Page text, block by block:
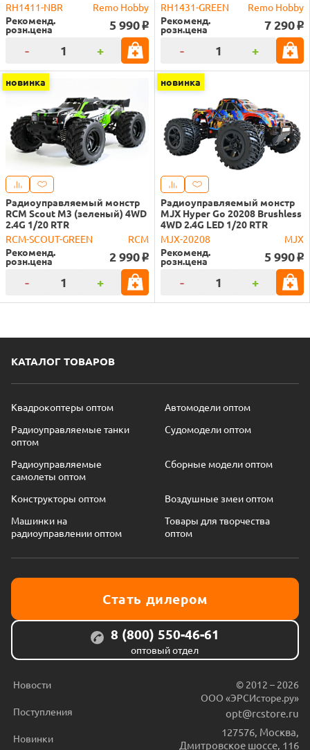
RH1411-NBR
Remo Hobby
Рекоменд.
розн.цена 5 990 o
- +
RH1431-GREEN
Remo Hobby
Рекоменд.
розн.цена 7 290 o
- +
новинка
Радиоуправляемый монстр
RCM Scout M3 (зеленый) 4WD
2.4G 1/20 RTR
RCM-SCOUT-GREEN
RCM
Рекоменд.
розн.цена 2 990 o
- +
новинка
Радиоуправляемый монстр
MJX Hyper Go 20208 Brushless
4WD 2.4G LED 1/20 RTR
MJX-20208
MJX
Рекоменд.
розн.цена 5 990 o
- +
КАТАЛОГ ТОВАРОВ
Квадрокоптеры оптом
Автомодели оптом
Радиоуправляемые танки
оптом
Судомодели оптом
Радиоуправляемые
самолеты оптом
Сборные модели оптом
Конструкторы оптом
Воздушные змеи оптом
Машинки на
радиоуправлении оптом
Товары для творчества
оптом
Стать дилером
8 (800) 550-46-61
оптовый отдел
Новости
Поступления
Новинки
© 2012 – 2026
ООО «ЭРСИсторе.ру»
opt@rcstore.ru
127576 Москва
Дмитровское шоссе, 116